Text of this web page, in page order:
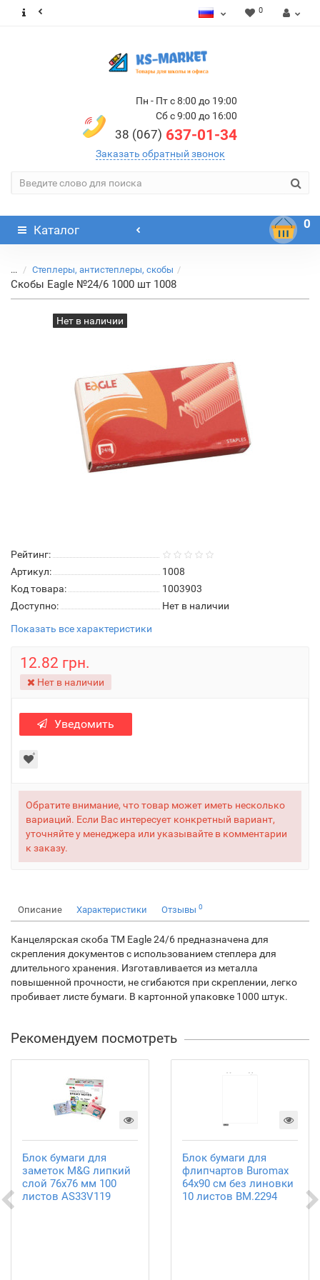
0
Пн - Пт с 8:00 до 19:00
Сб с 9:00 до 16:00
38 (067) 637-01-34
Заказать обратный звонок
Каталог 0
... Степлеры, антистеплеры, скобы
Скобы Eagle №24/6 1000 шт 1008
Нет в наличии
Рейтинг:
Артикул:
1008
Код товара:
1003903
Доступно:
Нет в наличии
Показать все характеристики
12.82 грн.
Нет в наличии
Уведомить
Обратите внимание, что товар может иметь несколько
вариаций. Если Вас интересует конкретный вариант,
уточняйте у менеджера или указывайте в комментарии
к заказу.
Описание Характеристики Отзывы 0
Канцелярская скоба ТМ Eagle 24/6 предназначена для
скрепления документов с использованием степлера для
длительного хранения. Изготавливается из металла
повышенной прочности, не сгибаются при скреплении, легко
пробивает листе бумаги. В картонной упаковке 1000 штук.
Рекомендуем посмотреть
Блок бумаги для
заметок M&G липкий
слой 76х76 мм 100
листов AS33V119
Блок бумаги для
флипчартов Buromax
64х90 см без линовки
10 листов BM.2294